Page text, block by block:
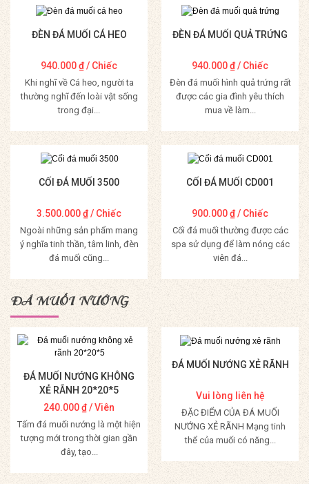
ĐÈN ĐÁ MUỐI CÁ HEO
940.000₫/ Chiếc
Khi nghĩ về Cá heo, người ta
thường nghĩ đến loài vật sống
trong đại...
Mua Hàng
ĐÈN ĐÁ MUỐI QUẢ TRỨNG
940.000₫/ Chiếc
Đèn đá muối hình quả trứng rất
được các gia đình yêu thích
mua về làm...
Mua Hàng
CỐI ĐÁ MUỐI 3500
3.500.000₫/ Chiếc
Ngoài những sản phẩm mang
ý nghĩa tinh thần, tâm linh, đèn
đá muối cũng...
Mua Hàng
CỐI ĐÁ MUỐI CD001
900.000₫/ Chiếc
Cối đá muối thường được các
spa sử dụng để làm nóng các
viên đá...
Mua Hàng
ĐÁ MUỐI NƯỚNG
ĐÁ MUỐI NƯỚNG KHÔNG
XẺ RÃNH 20*20*5
240.000₫/ Viên
Tấm đá muối nướng là một hiện
tượng mới trong thời gian gần
đây, tạo...
Mua Hàng
ĐÁ MUỐI NƯỚNG XẺ RÃNH
Vui lòng liên hệ
ĐẶC ĐIỂM CỦA ĐÁ MUỐI
NƯỚNG XẺ RÃNH Mạng tinh
thể của muối có năng...
Mua Hàng